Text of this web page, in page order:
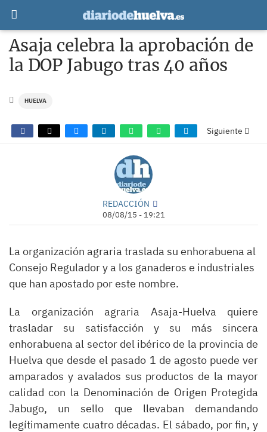
Asaja celebra la aprobación de
la DOP Jabugo tras 40 años
HUELVA
Siguiente
REDACCIÓN
08/08/15 - 19:21
La organización agraria traslada su enhorabuena al
Consejo Regulador y a los ganaderos e industriales
que han apostado por este nombre.
La organización agraria Asaja-Huelva quiere
trasladar su satisfacción y su más sincera
enhorabuena al sector del ibérico de la provincia de
Huelva que desde el pasado 1 de agosto puede ver
amparados y avalados sus productos de la mayor
calidad con la Denominación de Origen Protegida
Jabugo, un sello que llevaban demandando
legítimamente cuatro décadas. El sábado, por fin, y